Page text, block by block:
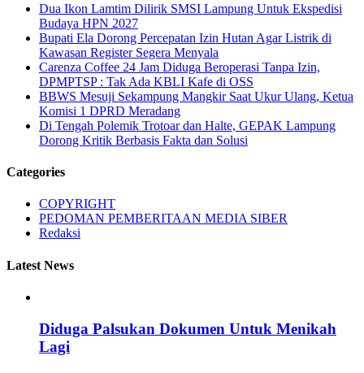
Dua Ikon Lamtim Dilirik SMSI Lampung Untuk Ekspedisi
Budaya HPN 2027
Bupati Ela Dorong Percepatan Izin Hutan Agar Listrik di
Kawasan Register Segera Menyala
Carenza Coffee 24 Jam Diduga Beroperasi Tanpa Izin,
DPMPTSP : Tak Ada KBLI Kafe di OSS
BBWS Mesuji Sekampung Mangkir Saat Ukur Ulang, Ketua
Komisi 1 DPRD Meradang
Di Tengah Polemik Trotoar dan Halte, GEPAK Lampung
Dorong Kritik Berbasis Fakta dan Solusi
Categories
COPYRIGHT
PEDOMAN PEMBERITAAN MEDIA SIBER
Redaksi
Latest News
Diduga Palsukan Dokumen Untuk Menikah
Lagi